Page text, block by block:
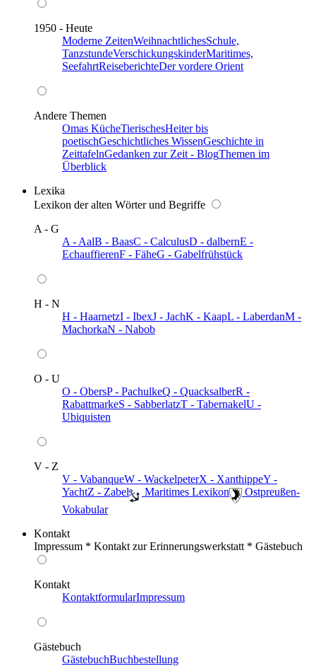
1950 - Heute
Moderne ZeitenWeihnachtlichesSchule,
TanzstundeVerschickungskinderMaritimes,
SeefahrtReiseberichteDer vordere Orient
Andere Themen
Omas KücheTierischesHeiter bis
poetischGeschichtliches WissenGeschichte in
ZeittafelnGedanken zur Zeit - BlogThemen im
Überblick
Lexika
Lexikon der alten Wörter und Begriffe
A - G
A - AalB - BaasC - CalculusD - dalbernE -
EchauffierenF - FäheG - Gabelfrühstück
H - N
H - HaarnetzI - IbexJ - JachK - KaapL - LaberdanM -
MachorkaN - Nabob
O - U
O - ObersP - PachulkeQ - QuacksalberR -
RabattmarkeS - SabberlatzT - TabernakelU -
Ubiquisten
V - Z
V - VabanqueW - WackelpeterX - XanthippeY -
YachtZ - Zabel ️ Maritimes Lexikon
️ Ostpreußen-
Vokabular
Kontakt
Impressum * Kontakt zur Erinnerungswerkstatt * Gästebuch
Kontakt
KontaktformularImpressum
Gästebuch
GästebuchBuchbestellung